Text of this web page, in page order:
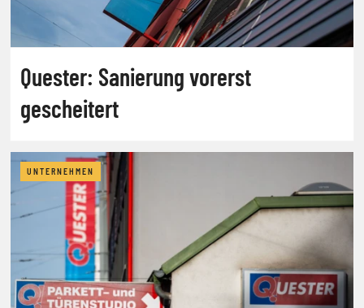
Quester: Sanierung vorerst
gescheitert
UNTERNEHMEN